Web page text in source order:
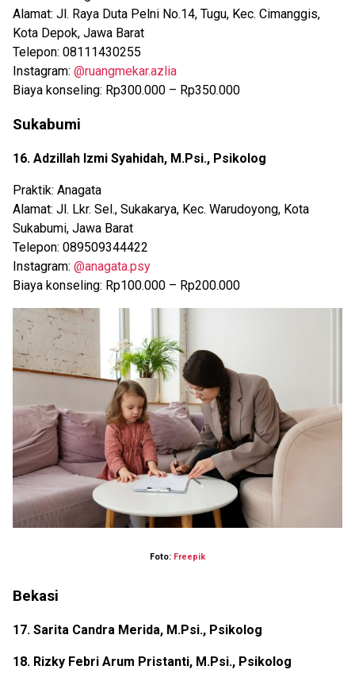
Alamat: Jl. Raya Duta Pelni No.14, Tugu, Kec. Cimanggis,
Kota Depok, Jawa Barat
Telepon: 08111430255
Instagram: @ruangmekar.azlia
Biaya konseling: Rp300.000 – Rp350.000
Sukabumi
16. Adzillah Izmi Syahidah, M.Psi., Psikolog
Praktik: Anagata
Alamat: Jl. Lkr. Sel., Sukakarya, Kec. Warudoyong, Kota
Sukabumi, Jawa Barat
Telepon: 089509344422
Instagram: @anagata.psy
Biaya konseling: Rp100.000 – Rp200.000
Foto: Freepik
Bekasi
17. Sarita Candra Merida, M.Psi., Psikolog
18. Rizky Febri Arum Pristanti, M.Psi., Psikolog